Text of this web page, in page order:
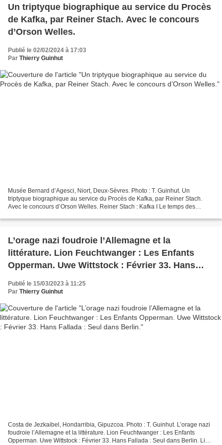
Un triptyque biographique au service du Procès
de Kafka, par Reiner Stach. Avec le concours
d’Orson Welles.
Publié le 02/02/2024 à 17:03
Par Thierry Guinhut
Musée Bernard d’Agesci, Niort, Deux-Sèvres. Photo : T. Guinhut. Un
triptyque biographique au service du Procès de Kafka, par Reiner Stach.
Avec le concours d’Orson Welles. Reiner Stach : Kafka I Le temps des
L’orage nazi foudroie l’Allemagne et la
littérature. Lion Feuchtwanger : Les Enfants
Opperman. Uwe Wittstock : Février 33. Hans
Fallada : Seul dans Berlin.
Publié le 15/03/2023 à 11:25
Par Thierry Guinhut
Costa de Jezkaibel, Hondarribia, Gipuzcoa. Photo : T. Guinhut. L’orage nazi
foudroie l’Allemagne et la littérature. Lion Feuchtwanger : Les Enfants
Opperman. Uwe Wittstock : Février 33. Hans Fallada : Seul dans Berlin. Lion